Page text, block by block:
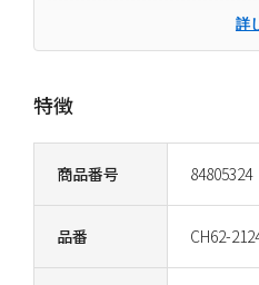
商品番号 84805324
品番 CH62-
詳
特徴